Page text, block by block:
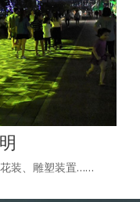
装、雕塑装置……